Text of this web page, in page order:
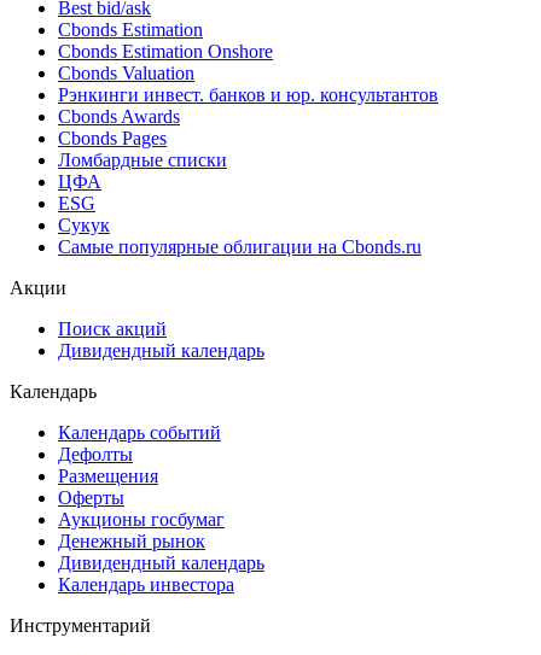
Best bid/ask
Cbonds Estimation
Cbonds Estimation Onshore
Cbonds Valuation
Рэнкинги инвест. банков и юр. консультантов
Cbonds Awards
Cbonds Pages
Ломбардные списки
ЦФА
ESG
Сукук
Самые популярные облигации на Cbonds.ru
Акции
Поиск акций
Дивидендный календарь
Календарь
Календарь событий
Дефолты
Размещения
Оферты
Аукционы госбумаг
Денежный рынок
Дивидендный календарь
Календарь инвестора
Инструментарий